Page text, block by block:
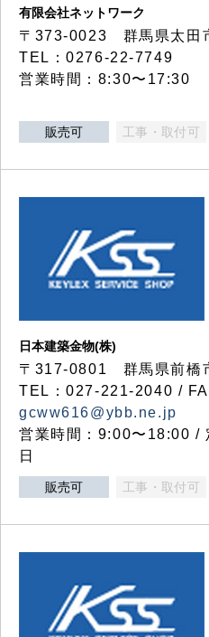
有限会社ネットワーク
〒373-0023 群馬県太田
TEL：0276-22-7749
営業時間：8:30〜17:30
販売可 工事・取付可
日本建築金物(株)
〒317‐0801 群馬県前橋
TEL：027-221-2040 /
gcww616@ybb.ne.jp
営業時間：9:00〜18:00 /
日
販売可 工事・取付可